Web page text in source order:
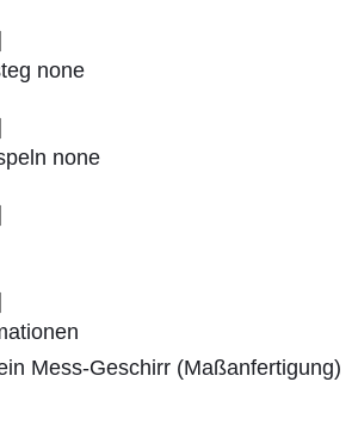
none
none
Mess-Geschirr (Maßanfertigung)